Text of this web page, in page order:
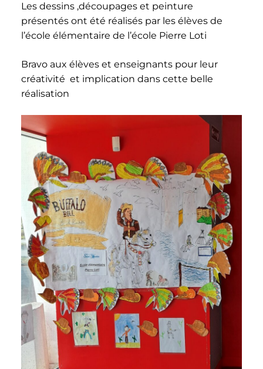
Les dessins ,découpages et peinture
présentés ont été réalisés par les élèves de
l’école élémentaire de l’école Pierre Loti
Bravo aux élèves et enseignants pour leur
créativité et implication dans cette belle
réalisation